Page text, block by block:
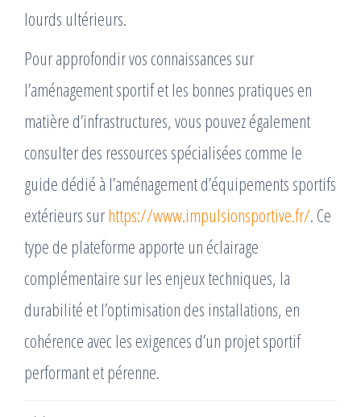
lourds ultérieurs.
Pour approfondir vos connaissances sur
l’aménagement sportif et les bonnes pratiques en
matière d’infrastructures, vous pouvez également
consulter des ressources spécialisées comme le
guide dédié à l’aménagement d’équipements sportifs
extérieurs surhttps://www.impulsionsportive.fr/. Ce
type de plateforme apporte un éclairage
complémentaire sur les enjeux techniques, la
durabilité et l’optimisation des installations, en
cohérence avec les exigences d’un projet sportif
performant et pérenne.